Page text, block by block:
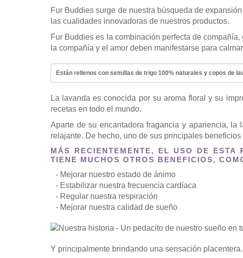
Fur Buddies surge de nuestra búsqueda de
las cualidades innovadoras de nuestros productos.
Fur Buddies es la combinación perfecta de
la compañía y el amor deben manifestarse para
Están rellenos con semillas de trigo 100% naturales y copos de
La lavanda es conocida por su aroma floral y su
recetas en todo el mundo.
Aparte de su encantadora fragancia y apariencia,
relajante. De hecho, uno de sus principales
MÁS RECIENTEMENTE, EL USO DE
TIENE MUCHOS OTROS BENEFICIOS,
- Mejorar nuestro estado de ánimo
- Estabilizar nuestra frecuencia cardíaca
- Regular nuestra respiración
- Mejorar nuestra calidad de sueño
Y principalmente brindando una sensación